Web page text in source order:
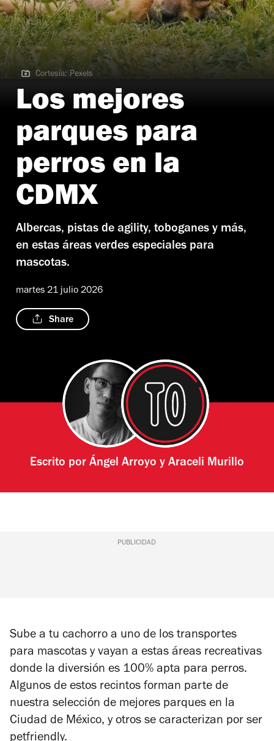
Cortesía: Pexels | Parques para perros cdmx
Cortesía: Pexels
Los mejores
parques para
perros en la
CDMX
Albercas, pistas de agility, toboganes y más,
en estas áreas verdes especiales para
mascotas.
martes 21 julio 2026
Share
Escrito por Ángel Arroyo y Araceli Murillo
PUBLICIDAD
Sube a tu cachorro a uno de los transportes
para mascotas y vayan a estas áreas recreativas
donde la diversión es 100% apta para perros.
Algunos de estos recintos forman parte de
nuestra selección de mejores parques en la
Ciudad de México, y otros se caracterizan por ser
petfriendly.